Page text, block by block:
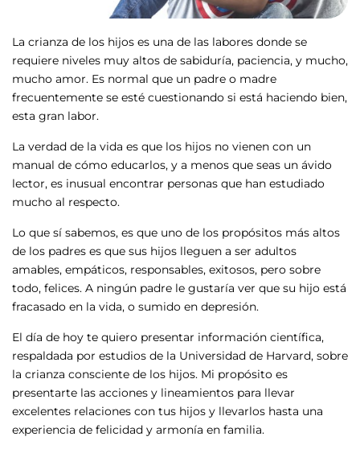
La crianza de los hijos es una de las labores donde se
requiere niveles muy altos de sabiduría, paciencia, y mucho,
mucho amor. Es normal que un padre o madre
frecuentemente se esté cuestionando si está haciendo bien,
esta gran labor.
La verdad de la vida es que los hijos no vienen con un
manual de cómo educarlos, y a menos que seas un ávido
lector, es inusual encontrar personas que han estudiado
mucho al respecto.
Lo que sí sabemos, es que uno de los propósitos más altos
de los padres es que sus hijos lleguen a ser adultos
amables, empáticos, responsables, exitosos, pero sobre
todo, felices. A ningún padre le gustaría ver que su hijo está
fracasado en la vida, o sumido en depresión.
El día de hoy te quiero presentar información científica,
respaldada por estudios de la Universidad de Harvard, sobre
la crianza consciente de los hijos. Mi propósito es
presentarte las acciones y lineamientos para llevar
excelentes relaciones con tus hijos y llevarlos hasta una
experiencia de felicidad y armonía en familia.